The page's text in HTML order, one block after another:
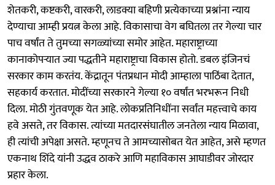
शेतकरी, कष्टकरी, वारकरी, लाडक्या बहिणी प्रत्येकाच्या प्रश्नांना न्याय
देण्याचा आम्ही प्रयत्न केला आहे. विकासाचा वेग बघितला तर गेल्या चार
पाच वर्षांत ते तुमच्या सगळ्यांच्या समोर आहेत. महाराष्ट्राच्या
कानाकोपऱ्यात ज्या पद्धतीने महाराष्ट्राचा विकास होतो. डबल इंजिनचं
सरकार काम करतंय. केंद्रातून पंतप्रधान मोदी आम्हाला पाठिंबा देतात,
सहकार्य करतात. मोदींच्या सरकारने गेल्या १० वर्षांत भरभरून निधी
दिला. मोठी गुंतवणूक येत आहे. लोकप्रतिनिधींना सर्वांत महत्त्वाचे काय
हवे असते, तर विकास. त्यांच्या मतदारसंघातील जनतेला न्याय मिळावा,
ही त्यांची अपेक्षा असते. म्हणूनच ते आमच्यासोबत येत आहेत, असे म्हणत
एकनाथ शिंदे यांनी उद्धव ठाकरे आणि महाविकास आघाडीवर जोरदार
प्रहार केला.